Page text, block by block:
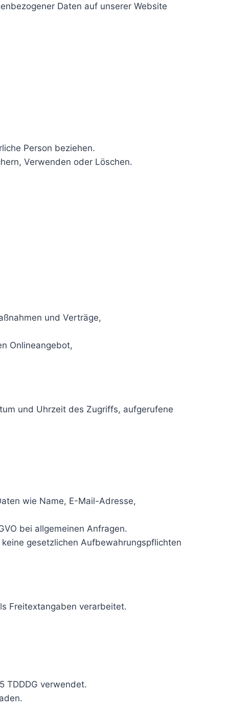
Daten auf unserer Website
Person beziehen.
Verwenden oder Löschen.
und Verträge,
Onlineangebot,
und Uhrzeit des Zugriffs, aufgerufene
wie Name, E-Mail-Adresse,
bei allgemeinen Anfragen.
gesetzlichen Aufbewahrungspflichten
Freitextangaben verarbeitet.
TDDDG verwendet.